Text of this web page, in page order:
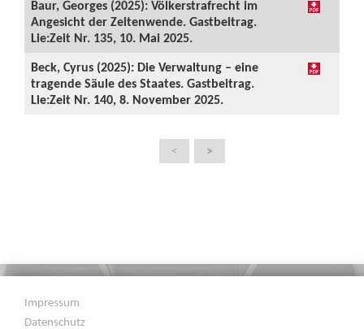
Baur, Georges (2025): Völkerstrafrecht im
Angesicht der Zeitenwende. Gastbeitrag.
Lie:Zeit Nr. 135, 10. Mai 2025.
Beck, Cyrus (2025): Die Verwaltung – eine
tragende Säule des Staates. Gastbeitrag.
Lie:Zeit Nr. 140, 8. November 2025.
< >
Impressum
Datenschutz